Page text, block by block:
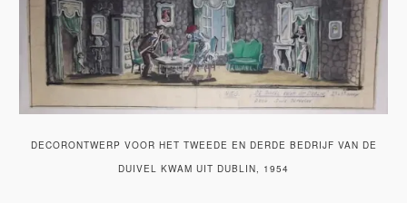
DECORONTWERP VOOR HET TWEEDE EN DERDE BEDRIJF VAN DE
DUIVEL KWAM UIT DUBLIN, 1954